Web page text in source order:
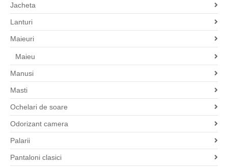
Jacheta
Lanturi
Maieuri
Maieu
Manusi
Masti
Ochelari de soare
Odorizant camera
Palarii
Pantaloni clasici